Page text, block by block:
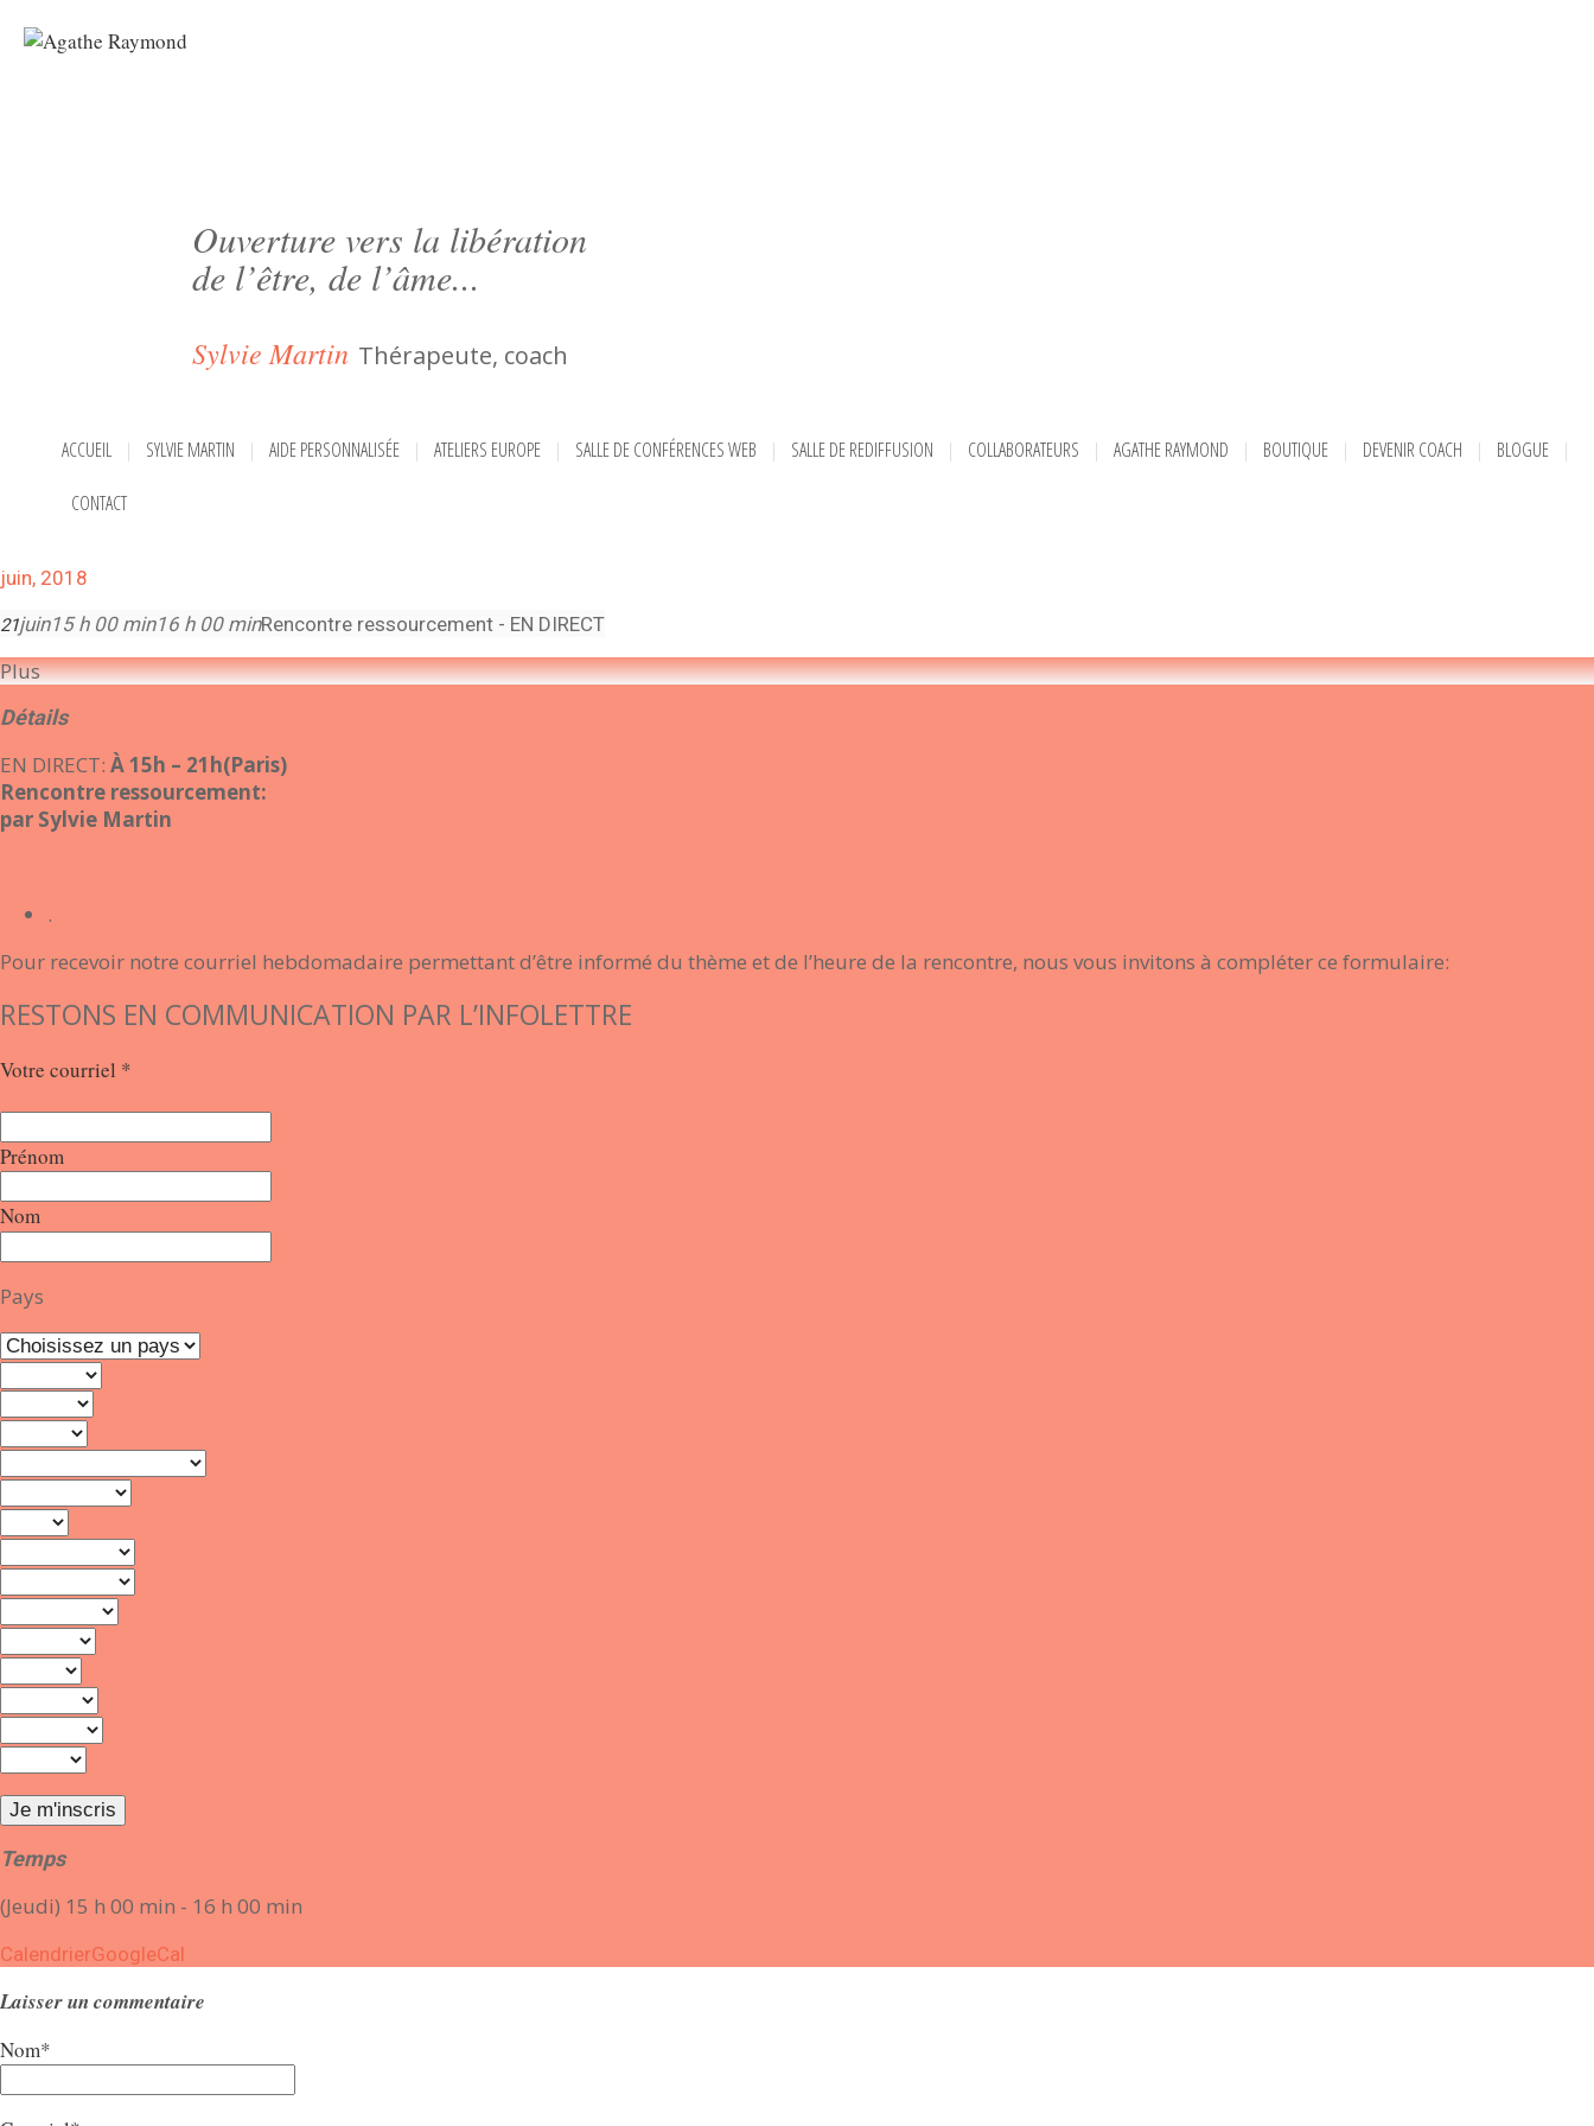
Ouverture vers la libération
de l’être, de l’âme...
Sylvie Martin Thérapeute, coach
ACCUEIL SYLVIE MARTIN AIDE PERSONNALISÉE ATELIERS EUROPE SALLE DE CONFÉRENCES WEB SALLE DE REDIFFUSION COLLABORATEURS AGATHE RAYMOND BOUTIQUE DEVENIR COACH BLOGUE
CONTACT
juin, 2018
21juin15 h 00 min16 h 00 minRencontre ressourcement - EN DIRECT
Plus
Détails
EN DIRECT: À 15h – 21h(Paris)
Rencontre ressourcement:
par Sylvie Martin
.
Pour recevoir notre courriel hebdomadaire permettant d’être informé du thème et de l’heure de la rencontre, nous vous invitons à compléter ce formulaire:
RESTONS EN COMMUNICATION PAR L’INFOLETTRE
Votre courriel *
Prénom
Nom
Pays
Temps
(Jeudi) 15 h 00 min - 16 h 00 min
CalendrierGoogleCal
Laisser un commentaire
Nom*